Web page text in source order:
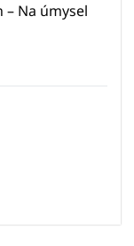
– Na úmysel